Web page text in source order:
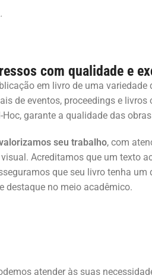
.
com qualidade e
em livro de uma
de eventos, proceedings e
garante a qualidade das
seu trabalho, com
Acreditamos que um texto
que seu livro tenha
destaque no meio acadêmico.
atender às suas